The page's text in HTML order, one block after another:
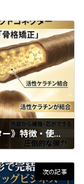
活性ケラチン高配合《ケラフェクトコネクター》特徴・使い方徹底解説
次の記事